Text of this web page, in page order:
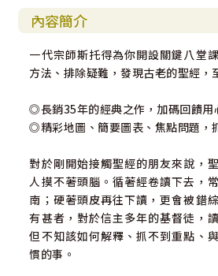
內容簡介
一代宗師斯托得為你開設關鍵八堂
方法、排除疑難，發現古老的聖經，
◎長銷35年的經典之作，加碼回饋用
◎精彩地圖、簡要圖表、焦點問題，
對於剛開始接觸聖經的朋友來說，
人摸不著頭腦。循著經卷讀下去，
南；硬著頭皮再往下讀，更會被錯
有甚者，對於信主多年的基督徒，
但不知該如何解釋、抓不到重點、
慣的事。